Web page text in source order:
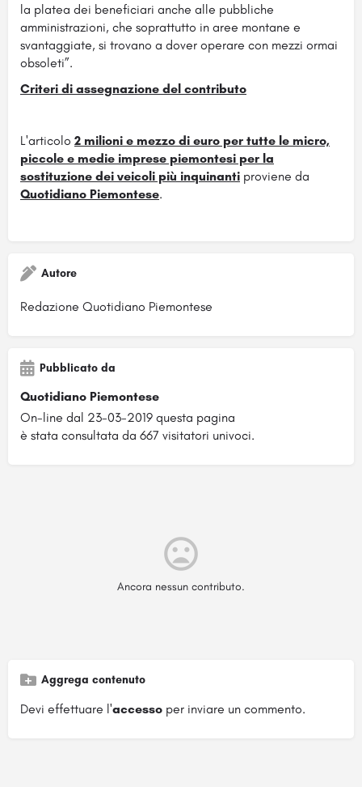
la platea dei beneficiari anche alle pubbliche
amministrazioni, che soprattutto in aree montane e
svantaggiate, si trovano a dover operare con mezzi ormai
obsoleti”.
Criteri di assegnazione del contributo
L'articolo 2 milioni e mezzo di euro per tutte le micro,
piccole e medie imprese piemontesi per la
sostituzione dei veicoli più inquinanti proviene da
Quotidiano Piemontese.
Autore
Redazione Quotidiano Piemontese
Pubblicato da
Quotidiano Piemontese
On-line dal 23-03-2019 questa pagina
è stata consultata da 667 visitatori univoci.
Ancora nessun contributo.
Aggrega contenuto
Devi effettuare l'accesso per inviare un commento.